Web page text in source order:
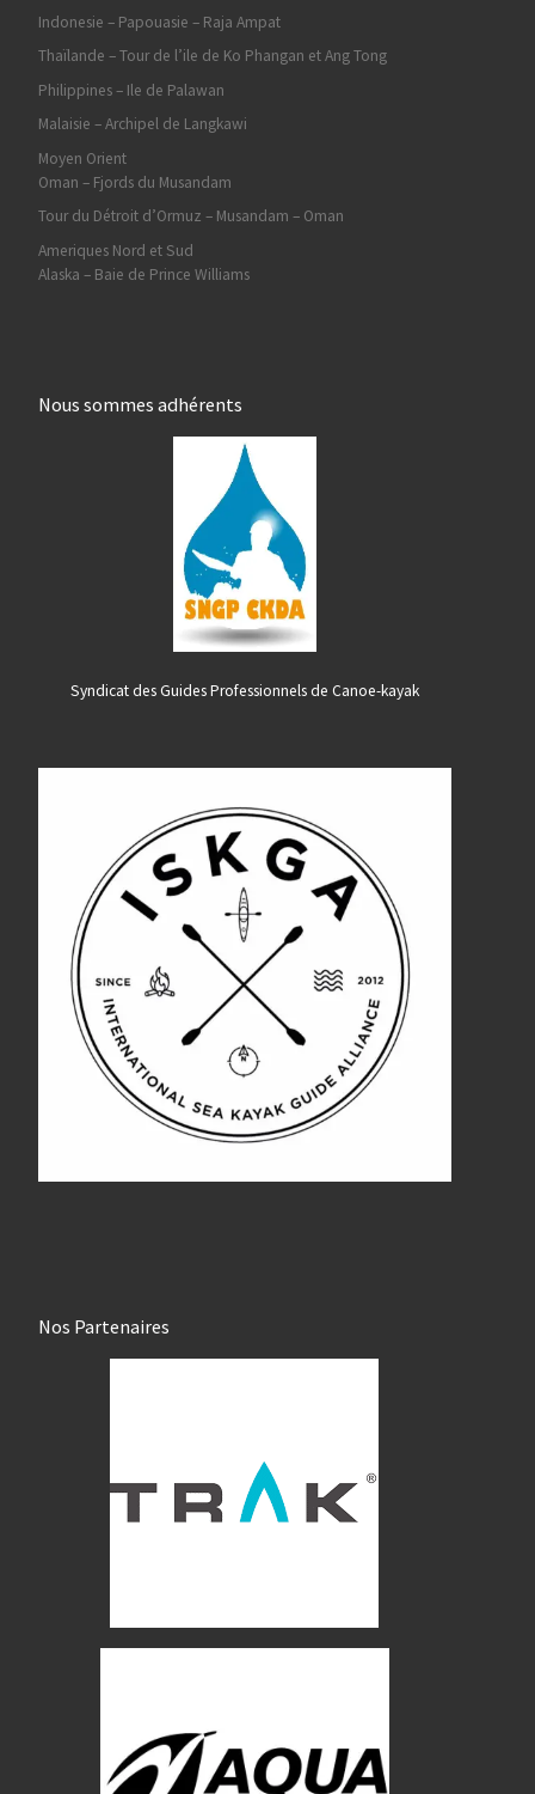
Indonesie – Papouasie – Raja Ampat
Thaïlande – Tour de l’ile de Ko Phangan et Ang Tong
Philippines – Ile de Palawan
Malaisie – Archipel de Langkawi
Moyen Orient
Oman – Fjords du Musandam
Tour du Détroit d’Ormuz – Musandam – Oman
Ameriques Nord et Sud
Alaska – Baie de Prince Williams
Nous sommes adhérents
Syndicat des Guides Professionnels de Canoe-kayak
Nos Partenaires